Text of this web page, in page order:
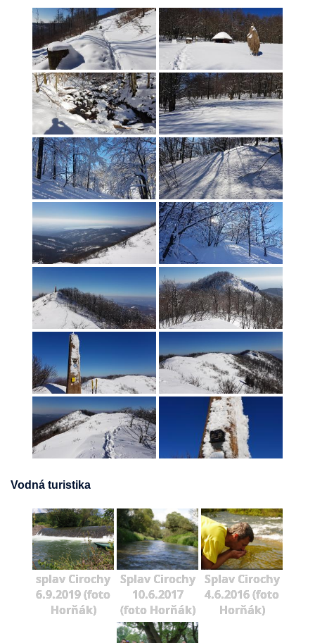
Vodná turistika
splav Cirochy
6.9.2019 (foto
Horňák)
Splav Cirochy
10.6.2017
(foto Horňák)
Splav Cirochy
4.6.2016 (foto
Horňák)